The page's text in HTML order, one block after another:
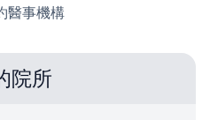
療人員
醫事機構
院所